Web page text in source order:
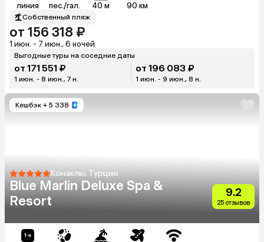
линия пес./гал. 40 м 90 км
Собственный пляж
от 156 318 ₽
1 июн. - 7 июн., 6 ночей
Выгодные туры на соседние даты
от 171 551 ₽
1 июн. - 8 июн., 7 н.
от 196 083 ₽
1 июн. - 9 июн., 8 н.
Кешбэк + 5 338
Конаклы, Турция
Blue Marlin Deluxe Spa &
Resort
9.2
25 отзывов